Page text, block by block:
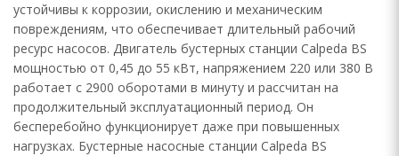
устойчивы к коррозии, окислению и механическим
повреждениям, что обеспечивает длительный рабочий
ресурс насосов. Двигатель бустерных станции Calpeda BS
мощностью от 0,45 до 55 кВт, напряжением 220 или 380 В
работает с 2900 оборотами в минуту и рассчитан на
продолжительный эксплуатационный период. Он
бесперебойно функционирует даже при повышенных
нагрузках. Бустерные насосные станции Calpeda BS